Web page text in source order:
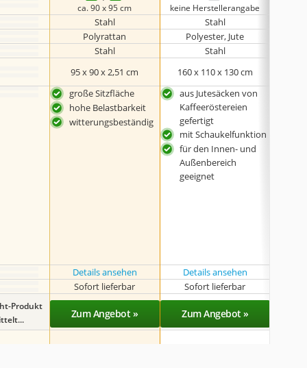
ca. 90 x 95 cm keine Herstellerangabe
Stahl
Stahl
Polyrattan Polyester, Jute
Stahl
Stahl
95 x 90 x 2,51 cm 160 x 110 x 130 cm
große Sitzfläche
hohe Belastbarkeit
witterungsbeständig
aus Jutesäcken von
Kaffeeröstereien
gefertigt
mit Schaukelfunktion
für den Innen- und
Außenbereich
geeignet
Details ansehen Details ansehen
Sofort lieferbar Sofort lieferbar
Produkt
Zum Angebot » Zum Angebot »